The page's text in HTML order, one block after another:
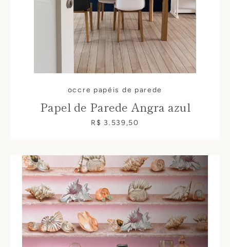
occre papéis de parede
Papel de Parede Angra azul
R$ 3.539,50